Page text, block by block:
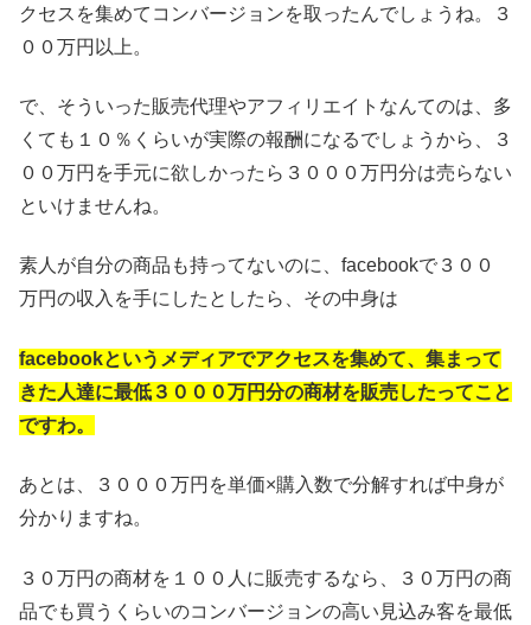
クセスを集めてコンバージョンを取ったんでしょうね。３
００万円以上。
で、そういった販売代理やアフィリエイトなんてのは、多
くても１０％くらいが実際の報酬になるでしょうから、３
００万円を手元に欲しかったら３０００万円分は売らない
といけませんね。
素人が自分の商品も持ってないのに、facebookで３００
万円の収入を手にしたとしたら、その中身は
facebookというメディアでアクセスを集めて、集まって
きた人達に最低３０００万円分の商材を販売したってこと
ですわ。
あとは、３０００万円を単価×購入数で分解すれば中身が
分かりますね。
３０万円の商材を１００人に販売するなら、３０万円の商
品でも買うくらいのコンバージョンの高い見込み客を最低